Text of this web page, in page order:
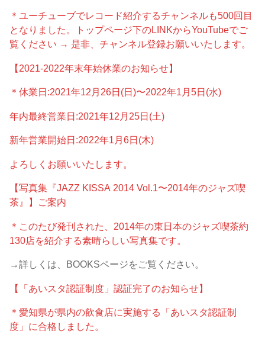
＊ユーチューブでレコード紹介するチャンネルも500回目
となりました。トップページ下のLINKからYouTubeでご
覧ください → 是非、チャンネル登録お願いいたします。
【2021-2022年末年始休業のお知らせ】
＊休業日:2021年12月26日(日)〜2022年1月5日(水)
年内最終営業日:2021年12月25日(土)
新年営業開始日:2022年1月6日(木)
よろしくお願いいたします。
【写真集『JAZZ KISSA 2014 Vol.1〜2014年のジャズ喫
茶』】ご案内
＊このたび発刊された、2014年の東日本のジャズ喫茶約
130店を紹介する素晴らしい写真集です。
→詳しくは、BOOKSページをご覧ください。
【「あいスタ認証制度」認証完了のお知らせ】
＊愛知県が県内の飲食店に実施する「あいスタ認証制
度」に合格しました。